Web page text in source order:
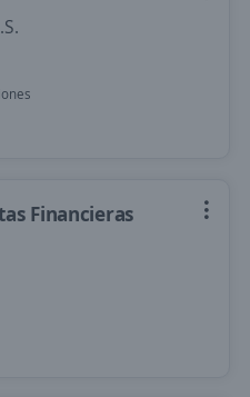
Financieras